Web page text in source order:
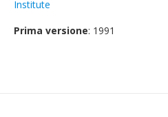
Institute
Prima versione: 1991